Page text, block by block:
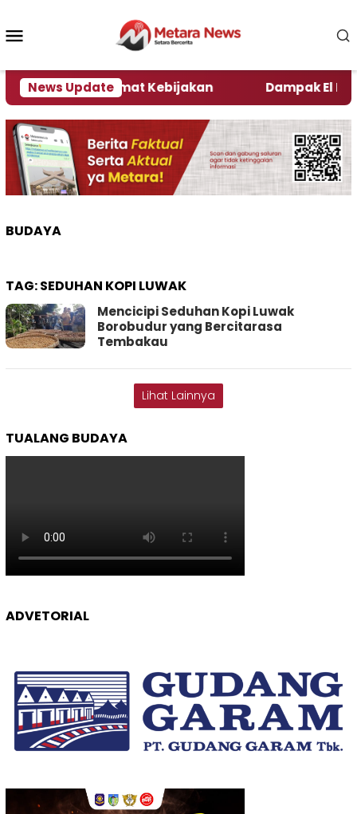
konten
News Update
Kata Pengamat Kebijakan Dampak El Nino,
BUDAYA
TAG:SEDUHAN KOPI LUWAK
Mencicipi Seduhan Kopi Luwak
Borobudur yang Bercitarasa
Tembakau
Lihat Lainnya
TUALANG BUDAYA
ADVETORIAL